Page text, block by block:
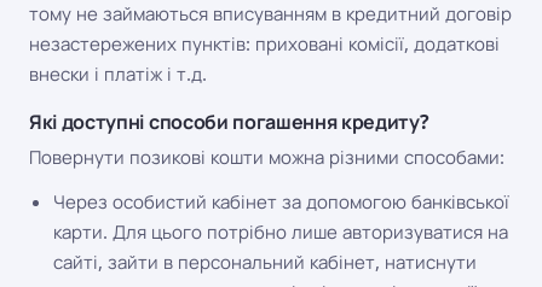
тому не займаються вписуванням в кредитний договір
незастережених пунктів: приховані комісії, додаткові
внески і платіж і т.д.
Які доступні способи погашення кредиту?
Повернути позикові кошти можна різними способами:
Через особистий кабінет за допомогою банківської
карти. Для цього потрібно лише авторизуватися на
сайті, зайти в персональний кабінет, натиснути